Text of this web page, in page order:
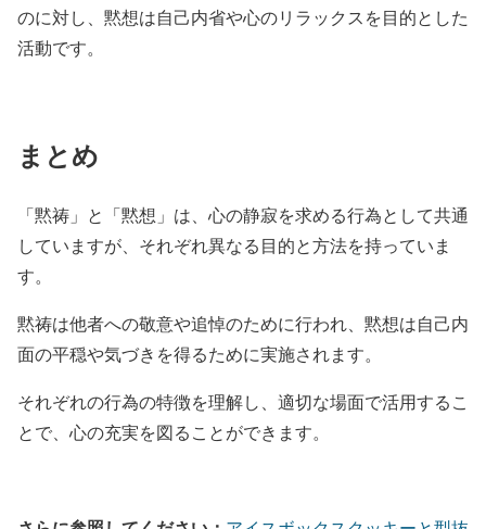
のに対し、黙想は自己内省や心のリラックスを目的とした
活動です。
まとめ
「黙祷」と「黙想」は、心の静寂を求める行為として共通
していますが、それぞれ異なる目的と方法を持っていま
す。
黙祷は他者への敬意や追悼のために行われ、黙想は自己内
面の平穏や気づきを得るために実施されます。
それぞれの行為の特徴を理解し、適切な場面で活用するこ
とで、心の充実を図ることができます。